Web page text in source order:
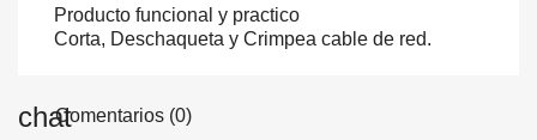
Producto funcional y practico
Corta, Deschaqueta y Crimpea cable de red.
Comentarios (0)